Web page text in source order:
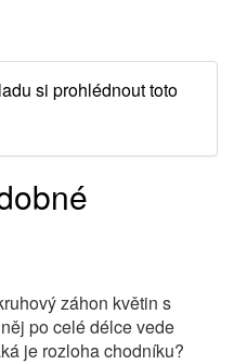
si prohlédnout toto
záhon květin s
po celé délce vede
je rozloha chodníku?